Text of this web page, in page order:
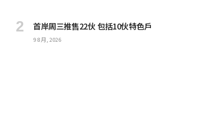
首岸周三推售22伙 包括10伙特色戶
9 8 月, 2026